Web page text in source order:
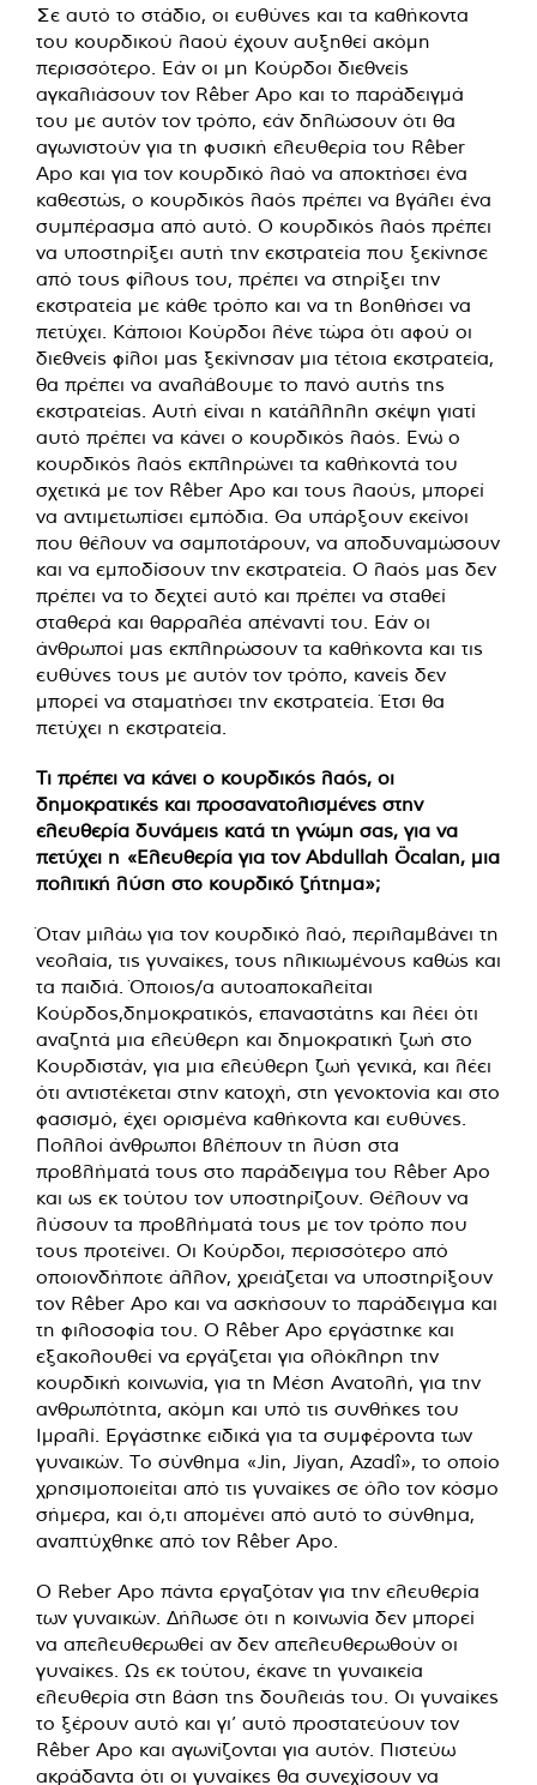
Σε αυτό το στάδιο, οι ευθύνες και τα καθήκοντα
του κουρδικού λαού έχουν αυξηθεί ακόμη
περισσότερο. Εάν οι μη Κούρδοι διεθνείς
αγκαλιάσουν τον Rêber Apo και το παράδειγμά
του με αυτόν τον τρόπο, εάν δηλώσουν ότι θα
αγωνιστούν για τη φυσική ελευθερία του Rêber
Apo και για τον κουρδικό λαό να αποκτήσει ένα
καθεστώς, ο κουρδικός λαός πρέπει να βγάλει ένα
συμπέρασμα από αυτό. Ο κουρδικός λαός πρέπει
να υποστηρίξει αυτή την εκστρατεία που ξεκίνησε
από τους φίλους του, πρέπει να στηρίξει την
εκστρατεία με κάθε τρόπο και να τη βοηθήσει να
πετύχει. Κάποιοι Κούρδοι λένε τώρα ότι αφού οι
διεθνείς φίλοι μας ξεκίνησαν μια τέτοια εκστρατεία,
θα πρέπει να αναλάβουμε το πανό αυτής της
εκστρατείας. Αυτή είναι η κατάλληλη σκέψη γιατί
αυτό πρέπει να κάνει ο κουρδικός λαός. Ενώ ο
κουρδικός λαός εκπληρώνει τα καθήκοντά του
σχετικά με τον Rêber Apo και τους λαούς, μπορεί
να αντιμετωπίσει εμπόδια. Θα υπάρξουν εκείνοι
που θέλουν να σαμποτάρουν, να αποδυναμώσουν
και να εμποδίσουν την εκστρατεία. Ο λαός μας δεν
πρέπει να το δεχτεί αυτό και πρέπει να σταθεί
σταθερά και θαρραλέα απέναντί ​​του. Εάν οι
άνθρωποί μας εκπληρώσουν τα καθήκοντα και τις
ευθύνες τους με αυτόν τον τρόπο, κανείς δεν
μπορεί να σταματήσει την εκστρατεία. Έτσι θα
πετύχει η εκστρατεία.
Τι πρέπει να κάνει ο κουρδικός λαός, οι
δημοκρατικές και προσανατολισμένες στην
ελευθερία δυνάμεις κατά τη γνώμη σας, για να
πετύχει η «Ελευθερία για τον Abdullah Öcalan, μια
πολιτική λύση στο κουρδικό ζήτημα»;
Όταν μιλάω για τον κουρδικό λαό, περιλαμβάνει τη
νεολαία, τις γυναίκες, τους ηλικιωμένους καθώς και
τα παιδιά. Όποιος/α αυτοαποκαλείται
Κούρδος,δημοκρατικός, επαναστάτης και λέει ότι
αναζητά μια ελεύθερη και δημοκρατική ζωή στο
Κουρδιστάν, για μια ελεύθερη ζωή γενικά, και λέει
ότι αντιστέκεται στην κατοχή, στη γενοκτονία και στο
φασισμό, έχει ορισμένα καθήκοντα και ευθύνες.
Πολλοί άνθρωποι βλέπουν τη λύση στα
προβλήματά τους στο παράδειγμα του Rêber Apo
και ως εκ τούτου τον υποστηρίζουν. Θέλουν να
λύσουν τα προβλήματά τους με τον τρόπο που
τους προτείνει. Οι Κούρδοι, περισσότερο από
οποιονδήποτε άλλον, χρειάζεται να υποστηρίξουν
τον Rêber Apo και να ασκήσουν το παράδειγμα και
τη φιλοσοφία του. Ο Rêber Apo εργάστηκε και
εξακολουθεί να εργάζεται για ολόκληρη την
κουρδική κοινωνία, για τη Μέση Ανατολή, για την
ανθρωπότητα, ακόμη και υπό τις συνθήκες του
Ιμραλί. Εργάστηκε ειδικά για τα συμφέροντα των
γυναικών. Το σύνθημα «Jin, Jiyan, Azadî», το οποίο
χρησιμοποιείται από τις γυναίκες σε όλο τον κόσμο
σήμερα, και ό,τι απομένει από αυτό το σύνθημα,
αναπτύχθηκε από τον Rêber Apo.
Ο Reber Apo πάντα εργαζόταν για την ελευθερία
των γυναικών. Δήλωσε ότι η κοινωνία δεν μπορεί
να απελευθερωθεί αν δεν απελευθερωθούν οι
γυναίκες. Ως εκ τούτου, έκανε τη γυναικεία
ελευθερία στη βάση της δουλειάς του. Οι γυναίκες
το ξέρουν αυτό και γι’ αυτό προστατεύουν τον
Rêber Apo και αγωνίζονται για αυτόν. Πιστεύω
ακράδαντα ότι οι γυναίκες θα συνεχίσουν να